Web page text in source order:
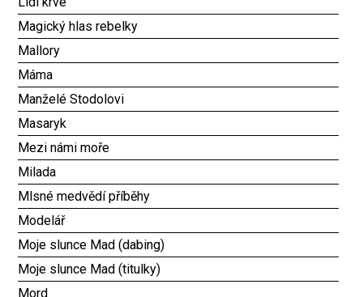
Magický hlas rebelky
Mallory
Máma
Manželé Stodolovi
Masaryk
Mezi námi moře
Milada
Mlsné medvědí příběhy
Modelář
Moje slunce Mad (dabing)
Moje slunce Mad (titulky)
Mord